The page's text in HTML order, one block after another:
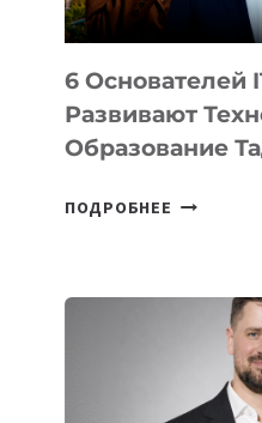
6 Основателей
Развивают
Образование
ПОДРОБНЕЕ
КОТОРЫЕ